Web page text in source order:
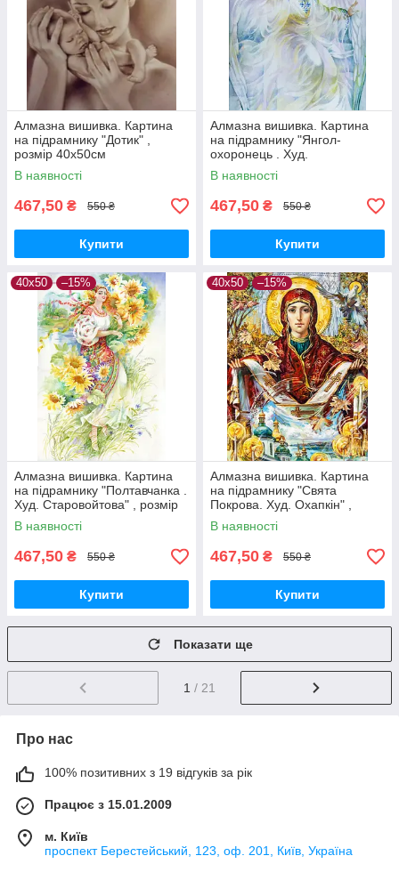
Алмазна вишивка. Картина
на підрамнику "Дотик" ,
розмір 40х50см
В наявності
467,50 ₴ 550 ₴
Купити
Алмазна вишивка. Картина
на підрамнику "Янгол-
охоронець . Худ.
Старовойтова" , розмір
40х50см
В наявності
467,50 ₴ 550 ₴
Купити
40х50 –15%
Алмазна вишивка. Картина
на підрамнику "Полтавчанка .
Худ. Старовойтова" , розмір
40х50см
В наявності
467,50 ₴ 550 ₴
Купити
40х50 –15%
Алмазна вишивка. Картина
на підрамнику "Свята
Покрова. Худ. Охапкін" ,
розмір 40х50см
В наявності
467,50 ₴ 550 ₴
Купити
Показати ще
1 / 21
Про нас
100% позитивних з 19 відгуків за рік
Працює з 15.01.2009
м. Київ
проспект Берестейський, 123, оф. 201, Київ, Україна